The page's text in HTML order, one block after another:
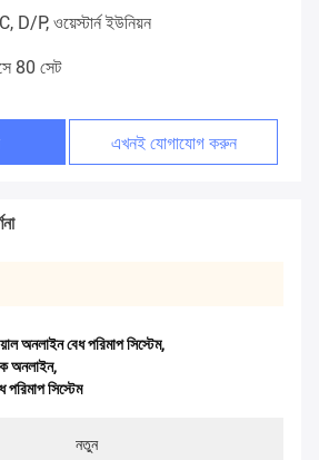
D/P, ওয়েস্টার্ন ইউনিয়ন
80 সেট
এখনই যোগাযোগ করুন
অনলাইন বেধ পরিমাপ সিস্টেম,
অনলাইন,
সিস্টেম
নতুন